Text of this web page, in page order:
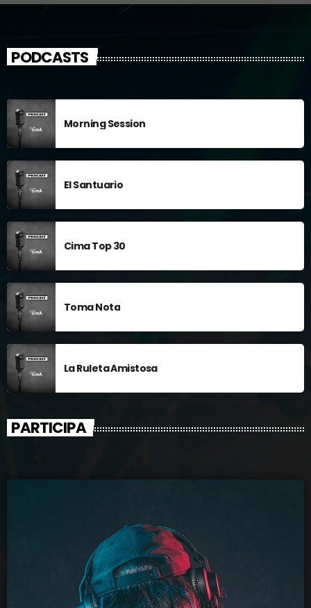
PODCASTS
Morning Session
El Santuario
Cima Top 30
Toma Nota
La Ruleta Amistosa
PARTICIPA